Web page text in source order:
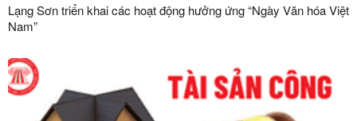
Lạng Sơn triển khai các hoạt động hưởng ứng “Ngày Văn hóa Việt
Nam”